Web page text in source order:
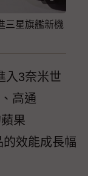
三星旗艦新機
入3奈米世
高通
果
的效能成長幅